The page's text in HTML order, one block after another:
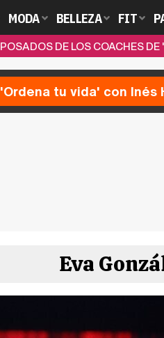
MODA BELLEZA FIT
POSADOS DE LOS COACHES
'Ordena tu vida' con
Eva